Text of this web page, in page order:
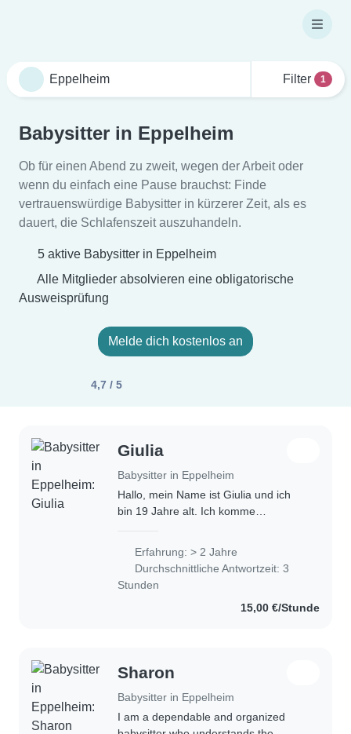
Filter 1
Babysitter in Eppelheim
Ob für einen Abend zu zweit, wegen der Arbeit oder
wenn du einfach eine Pause brauchst: Finde
vertrauenswürdige Babysitter in kürzerer Zeit, als es
dauert, die Schlafenszeit auszuhandeln.
5 aktive Babysitter in Eppelheim
Alle Mitglieder absolvieren eine obligatorische
Ausweisprüfung
Melde dich kostenlos an
4,7 / 5
Giulia
Babysitter in Eppelheim
Hallo, mein Name ist Giulia und ich
bin 19 Jahre alt. Ich komme
Englisch, Französisch und ein wenig
Erfahrung: > 2 Jahre
Durchschnittliche Antwortzeit: 3
Stunden
15,00 €/Stunde
Sharon
Babysitter in Eppelheim
I am a dependable and organized